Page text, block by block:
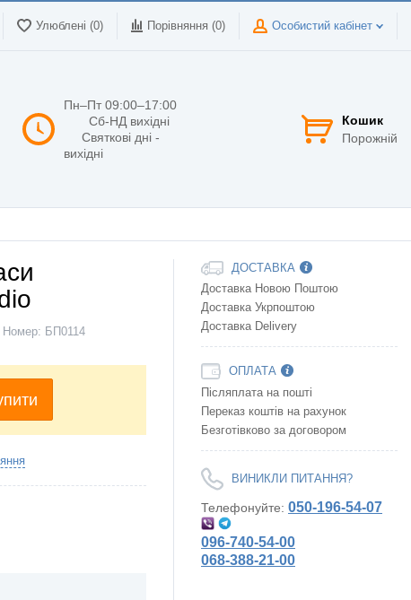
Улюблені (0) Порівняння (0) Особистий кабінет
Пн–Пт 09:00–17:00
Сб-НД вихідні
Святкові дні -
вихідні
Кошик
Порожній
Номер: БП0114
ДОСТАВКА
Доставка Новою Поштою
Доставка Укрпоштою
Доставка Delivery
ОПЛАТА
Післяплата на пошті
Переказ коштів на рахунок
Безготівково за договором
ВИНИКЛИ ПИТАННЯ?
Телефонуйте: 050-196-54-07
096-740-54-00
068-388-21-00